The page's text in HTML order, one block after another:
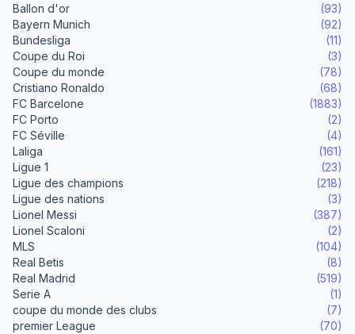
Ballon d'or
(93)
Bayern Munich
(92)
Bundesliga
(11)
Coupe du Roi
(3)
Coupe du monde
(78)
Cristiano Ronaldo
(68)
FC Barcelone
(1883)
FC Porto
(2)
FC Séville
(4)
Laliga
(161)
Ligue 1
(23)
Ligue des champions
(218)
Ligue des nations
(3)
Lionel Messi
(387)
Lionel Scaloni
(2)
MLS
(104)
Real Betis
(8)
Real Madrid
(519)
Serie A
(1)
coupe du monde des clubs
(7)
premier League
(70)